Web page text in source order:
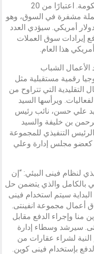
تداوله دون سلطة مركزية من بنك أو حكومة. اعتبارًا من 20
2024، يوجد أكثر من 8000 عملة مشفرة في السوق، وهو
تبلغ 2.15 تريليون دولار أمريكي. سيؤدي العدد
إيرادات سوق العملات
الشباب
رقمية مستقبلية مثل
التقليدية التي تتراوح من
ويرأسها السيد
علي حسن، نائب رئيس
بن خليفة والسيد
التنفيذي للمجموعة
كعضو مجلس إدارة وعلي
لنظام فينى البيئي: “إن
بالكامل والذي يتضمن حل
سيتم استخدام فينى
أعمال مجموعة انفينتى.
منا وإجراء الدفع مقابل
سيرشد وسطاء إدارة
النية لشراء عقارات من
بإستخدام فينى كوين.